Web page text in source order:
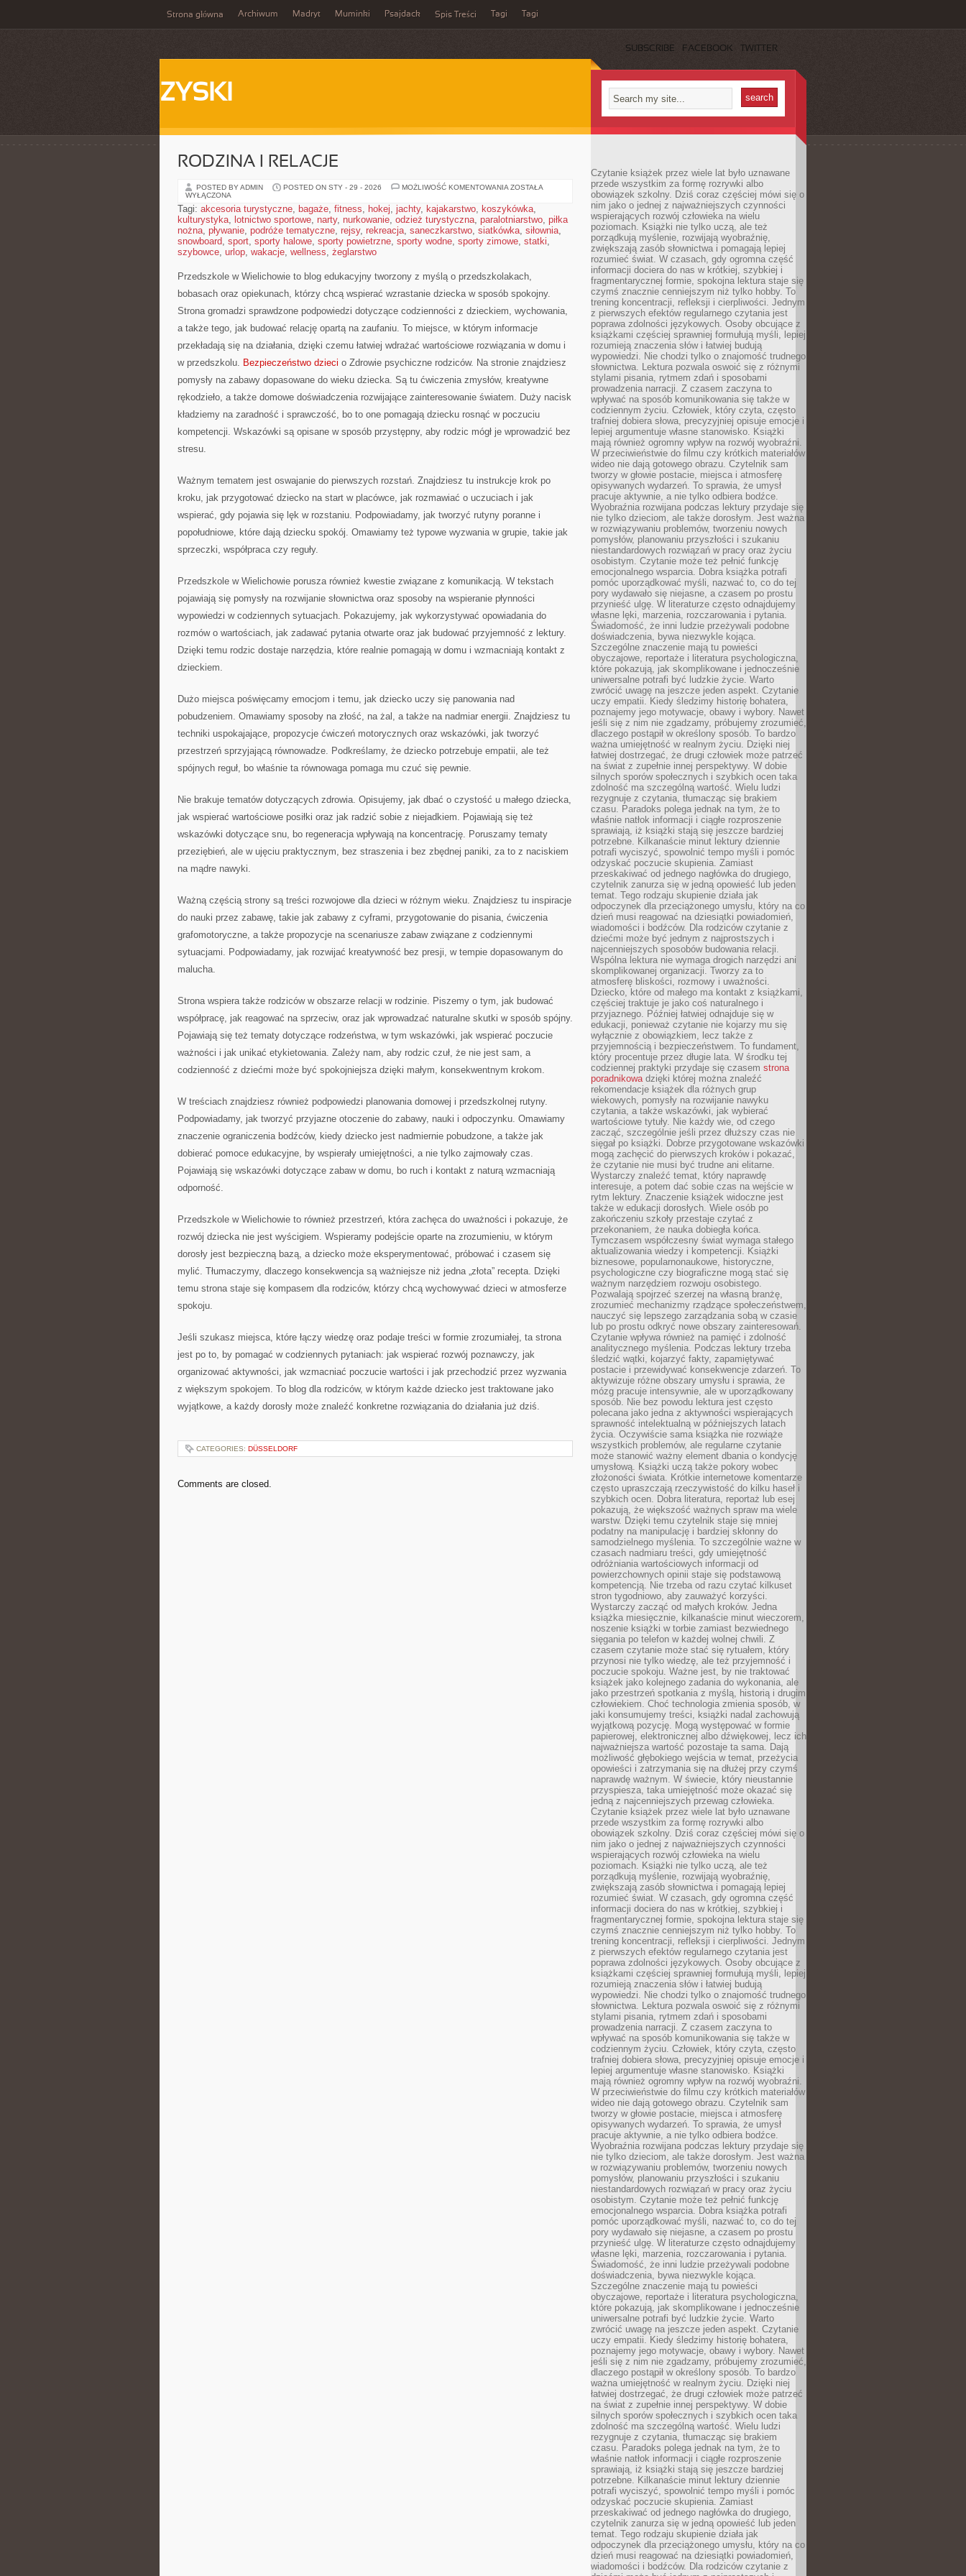
Strona główna Archiwum Madryt Muminki Psajdack Spis Treści Tagi Tagi
SUBSCRIBE FACEBOOK TWITTER
ZYSKI
RODZINA I RELACJE
POSTED BY ADMIN POSTED ON STY - 29 - 2026 MOŻLIWOŚĆ KOMENTOWANIA RODZINA
ZOSTAŁA
WYŁĄCZONA
Tagi: akcesoria turystyczne, bagaże, fitness, hokej, jachty, kajakarstwo, koszykówka,
kulturystyka, lotnictwo sportowe, narty, nurkowanie, odzież turystyczna, paralotniarstwo, piłka
nożna, pływanie, podróże tematyczne, rejsy, rekreacja, saneczkarstwo, siatkówka, siłownia,
snowboard, sport, sporty halowe, sporty powietrzne, sporty wodne, sporty zimowe, statki,
szybowce, urlop, wakacje, wellness, żeglarstwo
Przedszkole w Wielichowie to blog edukacyjny tworzony z myślą o przedszkolakach,
bobasach oraz opiekunach, którzy chcą wspierać wzrastanie dziecka w sposób spokojny.
Strona gromadzi sprawdzone podpowiedzi dotyczące codzienności z dzieckiem, wychowania,
a także tego, jak budować relację opartą na zaufaniu. To miejsce, w którym informacje
przekładają się na działania, dzięki czemu łatwiej wdrażać wartościowe rozwiązania w domu i
w przedszkolu. Bezpieczeństwo dzieci o Zdrowie psychiczne rodziców. Na stronie znajdziesz
pomysły na zabawy dopasowane do wieku dziecka. Są tu ćwiczenia zmysłów, kreatywne
rękodzieło, a także domowe doświadczenia rozwijające zainteresowanie światem. Duży nacisk
kładziemy na zaradność i sprawczość, bo to one pomagają dziecku rosnąć w poczuciu
kompetencji. Wskazówki są opisane w sposób przystępny, aby rodzic mógł je wprowadzić bez
stresu.
Ważnym tematem jest oswajanie do pierwszych rozstań. Znajdziesz tu instrukcje krok po
kroku, jak przygotować dziecko na start w placówce, jak rozmawiać o uczuciach i jak
wspierać, gdy pojawia się lęk w rozstaniu. Podpowiadamy, jak tworzyć rutyny poranne i
popołudniowe, które dają dziecku spokój. Omawiamy też typowe wyzwania w grupie, takie jak
sprzeczki, współpraca czy reguły.
Przedszkole w Wielichowie porusza również kwestie związane z komunikacją. W tekstach
pojawiają się pomysły na rozwijanie słownictwa oraz sposoby na wspieranie płynności
wypowiedzi w codziennych sytuacjach. Pokazujemy, jak wykorzystywać opowiadania do
rozmów o wartościach, jak zadawać pytania otwarte oraz jak budować przyjemność z lektury.
Dzięki temu rodzic dostaje narzędzia, które realnie pomagają w domu i wzmacniają kontakt z
dzieckiem.
Dużo miejsca poświęcamy emocjom i temu, jak dziecko uczy się panowania nad
pobudzeniem. Omawiamy sposoby na złość, na żal, a także na nadmiar energii. Znajdziesz tu
techniki uspokajające, propozycje ćwiczeń motorycznych oraz wskazówki, jak tworzyć
przestrzeń sprzyjającą równowadze. Podkreślamy, że dziecko potrzebuje empatii, ale też
spójnych reguł, bo właśnie ta równowaga pomaga mu czuć się pewnie.
Nie brakuje tematów dotyczących zdrowia. Opisujemy, jak dbać o czystość u małego dziecka,
jak wspierać wartościowe posiłki oraz jak radzić sobie z niejadkiem. Pojawiają się też
wskazówki dotyczące snu, bo regeneracja wpływają na koncentrację. Poruszamy tematy
przeziębień, ale w ujęciu praktycznym, bez straszenia i bez zbędnej paniki, za to z naciskiem
na mądre nawyki.
Ważną częścią strony są treści rozwojowe dla dzieci w różnym wieku. Znajdziesz tu inspiracje
do nauki przez zabawę, takie jak zabawy z cyframi, przygotowanie do pisania, ćwiczenia
grafomotoryczne, a także propozycje na scenariusze zabaw związane z codziennymi
sytuacjami. Podpowiadamy, jak rozwijać kreatywność bez presji, w tempie dopasowanym do
malucha.
Strona wspiera także rodziców w obszarze relacji w rodzinie. Piszemy o tym, jak budować
współpracę, jak reagować na sprzeciw, oraz jak wprowadzać naturalne skutki w sposób spójny.
Pojawiają się też tematy dotyczące rodzeństwa, w tym wskazówki, jak wspierać poczucie
ważności i jak unikać etykietowania. Zależy nam, aby rodzic czuł, że nie jest sam, a
codzienność z dziećmi może być spokojniejsza dzięki małym, konsekwentnym krokom.
W treściach znajdziesz również podpowiedzi planowania domowej i przedszkolnej rutyny.
Podpowiadamy, jak tworzyć przyjazne otoczenie do zabawy, nauki i odpoczynku. Omawiamy
znaczenie ograniczenia bodźców, kiedy dziecko jest nadmiernie pobudzone, a także jak
dobierać pomoce edukacyjne, by wspierały umiejętności, a nie tylko zajmowały czas.
Pojawiają się wskazówki dotyczące zabaw w domu, bo ruch i kontakt z naturą wzmacniają
odporność.
Przedszkole w Wielichowie to również przestrzeń, która zachęca do uważności i pokazuje, że
rozwój dziecka nie jest wyścigiem. Wspieramy podejście oparte na zrozumieniu, w którym
dorosły jest bezpieczną bazą, a dziecko może eksperymentować, próbować i czasem się
mylić. Tłumaczymy, dlaczego konsekwencja są ważniejsze niż jedna „złota” recepta. Dzięki
temu strona staje się kompasem dla rodziców, którzy chcą wychowywać dzieci w atmosferze
spokoju.
Jeśli szukasz miejsca, które łączy wiedzę oraz podaje treści w formie zrozumiałej, ta strona
jest po to, by pomagać w codziennych pytaniach: jak wspierać rozwój poznawczy, jak
organizować aktywności, jak wzmacniać poczucie wartości i jak przechodzić przez wyzwania
z większym spokojem. To blog dla rodziców, w którym każde dziecko jest traktowane jako
wyjątkowe, a każdy dorosły może znaleźć konkretne rozwiązania do działania już dziś.
CATEGORIES: DÜSSELDORF
Comments are closed.
Czytanie książek przez wiele lat było uznawane
przede wszystkim za formę rozrywki albo
obowiązek szkolny. Dziś coraz częściej mówi się o
nim jako o jednej z najważniejszych czynności
wspierających rozwój człowieka na wielu
poziomach. Książki nie tylko uczą, ale też
porządkują myślenie, rozwijają wyobraźnię,
zwiększają zasób słownictwa i pomagają lepiej
rozumieć świat. W czasach, gdy ogromna część
informacji dociera do nas w krótkiej, szybkiej i
fragmentarycznej formie, spokojna lektura staje się
czymś znacznie cenniejszym niż tylko hobby. To
trening koncentracji, refleksji i cierpliwości. Jednym
z pierwszych efektów regularnego czytania jest
poprawa zdolności językowych. Osoby obcujące z
książkami częściej sprawniej formułują myśli, lepiej
rozumieją znaczenia słów i łatwiej budują
wypowiedzi. Nie chodzi tylko o znajomość trudnego
słownictwa. Lektura pozwala oswoić się z różnymi
stylami pisania, rytmem zdań i sposobami
prowadzenia narracji. Z czasem zaczyna to
wpływać na sposób komunikowania się także w
codziennym życiu. Człowiek, który czyta, często
trafniej dobiera słowa, precyzyjniej opisuje emocje i
lepiej argumentuje własne stanowisko. Książki
mają również ogromny wpływ na rozwój wyobraźni.
W przeciwieństwie do filmu czy krótkich materiałów
wideo nie dają gotowego obrazu. Czytelnik sam
tworzy w głowie postacie, miejsca i atmosferę
opisywanych wydarzeń. To sprawia, że umysł
pracuje aktywnie, a nie tylko odbiera bodźce.
Wyobraźnia rozwijana podczas lektury przydaje się
nie tylko dzieciom, ale także dorosłym. Jest ważna
w rozwiązywaniu problemów, tworzeniu nowych
pomysłów, planowaniu przyszłości i szukaniu
niestandardowych rozwiązań w pracy oraz życiu
osobistym. Czytanie może też pełnić funkcję
emocjonalnego wsparcia. Dobra książka potrafi
pomóc uporządkować myśli, nazwać to, co do tej
pory wydawało się niejasne, a czasem po prostu
przynieść ulgę. W literaturze często odnajdujemy
własne lęki, marzenia, rozczarowania i pytania.
Świadomość, że inni ludzie przeżywali podobne
doświadczenia, bywa niezwykle kojąca.
Szczególne znaczenie mają tu powieści
obyczajowe, reportaże i literatura psychologiczna,
które pokazują, jak skomplikowane i jednocześnie
uniwersalne potrafi być ludzkie życie. Warto
zwrócić uwagę na jeszcze jeden aspekt. Czytanie
uczy empatii. Kiedy śledzimy historię bohatera,
poznajemy jego motywacje, obawy i wybory. Nawet
jeśli się z nim nie zgadzamy, próbujemy zrozumieć,
dlaczego postąpił w określony sposób. To bardzo
ważna umiejętność w realnym życiu. Dzięki niej
łatwiej dostrzegać, że drugi człowiek może patrzeć
na świat z zupełnie innej perspektywy. W dobie
silnych sporów społecznych i szybkich ocen taka
zdolność ma szczególną wartość. Wielu ludzi
rezygnuje z czytania, tłumacząc się brakiem
czasu. Paradoks polega jednak na tym, że to
właśnie natłok informacji i ciągłe rozproszenie
sprawiają, iż książki stają się jeszcze bardziej
potrzebne. Kilkanaście minut lektury dziennie
potrafi wyciszyć, spowolnić tempo myśli i pomóc
odzyskać poczucie skupienia. Zamiast
przeskakiwać od jednego nagłówka do drugiego,
czytelnik zanurza się w jedną opowieść lub jeden
temat. Tego rodzaju skupienie działa jak
odpoczynek dla przeciążonego umysłu, który na co
dzień musi reagować na dziesiątki powiadomień,
wiadomości i bodźców. Dla rodziców czytanie z
dziećmi może być jednym z najprostszych i
najcenniejszych sposobów budowania relacji.
Wspólna lektura nie wymaga drogich narzędzi ani
skomplikowanej organizacji. Tworzy za to
atmosferę bliskości, rozmowy i uważności.
Dziecko, które od małego ma kontakt z książkami,
częściej traktuje je jako coś naturalnego i
przyjaznego. Później łatwiej odnajduje się w
edukacji, ponieważ czytanie nie kojarzy mu się
wyłącznie z obowiązkiem, lecz także z
przyjemnością i bezpieczeństwem. To fundament,
który procentuje przez długie lata. W środku tej
codziennej praktyki przydaje się czasem strona
poradnikowadzięki której można znaleźć
rekomendacje książek dla różnych grup
wiekowych, pomysły na rozwijanie nawyku
czytania, a także wskazówki, jak wybierać
wartościowe tytuły. Nie każdy wie, od czego
zacząć, szczególnie jeśli przez dłuższy czas nie
sięgał po książki. Dobrze przygotowane wskazówki
mogą zachęcić do pierwszych kroków i pokazać,
że czytanie nie musi być trudne ani elitarne.
Wystarczy znaleźć temat, który naprawdę
interesuje, a potem dać sobie czas na wejście w
rytm lektury. Znaczenie książek widoczne jest
także w edukacji dorosłych. Wiele osób po
zakończeniu szkoły przestaje czytać z
przekonaniem, że nauka dobiegła końca.
Tymczasem współczesny świat wymaga stałego
aktualizowania wiedzy i kompetencji. Książki
biznesowe, popularnonaukowe, historyczne,
psychologiczne czy biograficzne mogą stać się
ważnym narzędziem rozwoju osobistego.
Pozwalają spojrzeć szerzej na własną branżę,
zrozumieć mechanizmy rządzące społeczeństwem,
nauczyć się lepszego zarządzania sobą w czasie
lub po prostu odkryć nowe obszary zainteresowań.
Czytanie wpływa również na pamięć i zdolność
analitycznego myślenia. Podczas lektury trzeba
śledzić wątki, kojarzyć fakty, zapamiętywać
postacie i przewidywać konsekwencje zdarzeń. To
aktywizuje różne obszary umysłu i sprawia, że
mózg pracuje intensywnie, ale w uporządkowany
sposób. Nie bez powodu lektura jest często
polecana jako jedna z aktywności wspierających
sprawność intelektualną w późniejszych latach
życia. Oczywiście sama książka nie rozwiąże
wszystkich problemów, ale regularne czytanie
może stanowić ważny element dbania o kondycję
umysłową. Książki uczą także pokory wobec
złożoności świata. Krótkie internetowe komentarze
często upraszczają rzeczywistość do kilku haseł i
szybkich ocen. Dobra literatura, reportaż lub esej
pokazują, że większość ważnych spraw ma wiele
warstw. Dzięki temu czytelnik staje się mniej
podatny na manipulację i bardziej skłonny do
samodzielnego myślenia. To szczególnie ważne w
czasach nadmiaru treści, gdy umiejętność
odróżniania wartościowych informacji od
powierzchownych opinii staje się podstawową
kompetencją. Nie trzeba od razu czytać kilkuset
stron tygodniowo, aby zauważyć korzyści.
Wystarczy zacząć od małych kroków. Jedna
książka miesięcznie, kilkanaście minut wieczorem,
noszenie książki w torbie zamiast bezwiednego
sięgania po telefon w każdej wolnej chwili. Z
czasem czytanie może stać się rytuałem, który
przynosi nie tylko wiedzę, ale też przyjemność i
poczucie spokoju. Ważne jest, by nie traktować
książek jako kolejnego zadania do wykonania, ale
jako przestrzeń spotkania z myślą, historią i drugim
człowiekiem. Choć technologia zmienia sposób, w
jaki konsumujemy treści, książki nadal zachowują
wyjątkową pozycję. Mogą występować w formie
papierowej, elektronicznej albo dźwiękowej, lecz ich
najważniejsza wartość pozostaje ta sama. Dają
możliwość głębokiego wejścia w temat, przeżycia
opowieści i zatrzymania się na dłużej przy czymś
naprawdę ważnym. W świecie, który nieustannie
przyspiesza, taka umiejętność może okazać się
jedną z najcenniejszych przewag człowieka.
Czytanie książek przez wiele lat było uznawane
przede wszystkim za formę rozrywki albo
obowiązek szkolny. Dziś coraz częściej mówi się o
nim jako o jednej z najważniejszych czynności
wspierających rozwój człowieka na wielu
poziomach. Książki nie tylko uczą, ale też
porządkują myślenie, rozwijają wyobraźnię,
zwiększają zasób słownictwa i pomagają lepiej
rozumieć świat. W czasach, gdy ogromna część
informacji dociera do nas w krótkiej, szybkiej i
fragmentarycznej formie, spokojna lektura staje się
czymś znacznie cenniejszym niż tylko hobby. To
trening koncentracji, refleksji i cierpliwości. Jednym
z pierwszych efektów regularnego czytania jest
poprawa zdolności językowych. Osoby obcujące z
książkami częściej sprawniej formułują myśli, lepiej
rozumieją znaczenia słów i łatwiej budują
wypowiedzi. Nie chodzi tylko o znajomość trudnego
słownictwa. Lektura pozwala oswoić się z różnymi
stylami pisania, rytmem zdań i sposobami
prowadzenia narracji. Z czasem zaczyna to
wpływać na sposób komunikowania się także w
codziennym życiu. Człowiek, który czyta, często
trafniej dobiera słowa, precyzyjniej opisuje emocje i
lepiej argumentuje własne stanowisko. Książki
mają również ogromny wpływ na rozwój wyobraźni.
W przeciwieństwie do filmu czy krótkich materiałów
wideo nie dają gotowego obrazu. Czytelnik sam
tworzy w głowie postacie, miejsca i atmosferę
opisywanych wydarzeń. To sprawia, że umysł
pracuje aktywnie, a nie tylko odbiera bodźce.
Wyobraźnia rozwijana podczas lektury przydaje się
nie tylko dzieciom, ale także dorosłym. Jest ważna
w rozwiązywaniu problemów, tworzeniu nowych
pomysłów, planowaniu przyszłości i szukaniu
niestandardowych rozwiązań w pracy oraz życiu
osobistym. Czytanie może też pełnić funkcję
emocjonalnego wsparcia. Dobra książka potrafi
pomóc uporządkować myśli, nazwać to, co do tej
pory wydawało się niejasne, a czasem po prostu
przynieść ulgę. W literaturze często odnajdujemy
własne lęki, marzenia, rozczarowania i pytania.
Świadomość, że inni ludzie przeżywali podobne
doświadczenia, bywa niezwykle kojąca.
Szczególne znaczenie mają tu powieści
obyczajowe, reportaże i literatura psychologiczna,
które pokazują, jak skomplikowane i jednocześnie
uniwersalne potrafi być ludzkie życie. Warto
zwrócić uwagę na jeszcze jeden aspekt. Czytanie
uczy empatii. Kiedy śledzimy historię bohatera,
poznajemy jego motywacje, obawy i wybory. Nawet
jeśli się z nim nie zgadzamy, próbujemy zrozumieć,
dlaczego postąpił w określony sposób. To bardzo
ważna umiejętność w realnym życiu. Dzięki niej
łatwiej dostrzegać, że drugi człowiek może patrzeć
na świat z zupełnie innej perspektywy. W dobie
silnych sporów społecznych i szybkich ocen taka
zdolność ma szczególną wartość. Wielu ludzi
rezygnuje z czytania, tłumacząc się brakiem
czasu. Paradoks polega jednak na tym, że to
właśnie natłok informacji i ciągłe rozproszenie
sprawiają, iż książki stają się jeszcze bardziej
potrzebne. Kilkanaście minut lektury dziennie
potrafi wyciszyć, spowolnić tempo myśli i pomóc
odzyskać poczucie skupienia. Zamiast
przeskakiwać od jednego nagłówka do drugiego,
czytelnik zanurza się w jedną opowieść lub jeden
temat. Tego rodzaju skupienie działa jak
odpoczynek dla przeciążonego umysłu, który na co
dzień musi reagować na dziesiątki powiadomień,
wiadomości i bodźców. Dla rodziców czytanie z